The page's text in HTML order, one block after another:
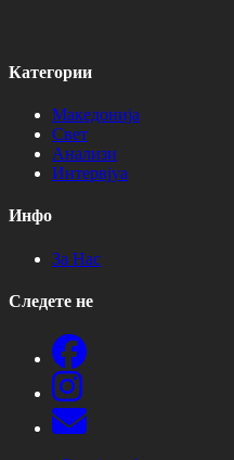
Категории
Македонија
Свет
Анализи
Интервјуа
Инфо
За Нас
Следете не